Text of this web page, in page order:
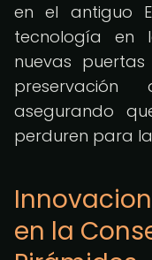
en el antiguo
tecnología en
nuevas
asegurando
perduren para
en la